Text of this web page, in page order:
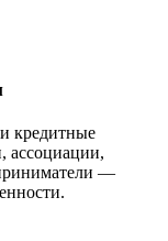
кредитные
ассоциации,
—